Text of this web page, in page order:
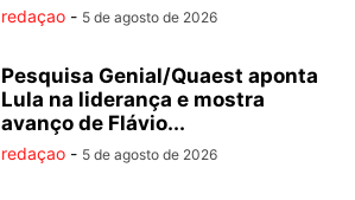
redaçao - 5 de agosto de 2026
Pesquisa Genial/Quaest aponta
Lula na liderança e mostra
avanço de Flávio...
redaçao - 5 de agosto de 2026